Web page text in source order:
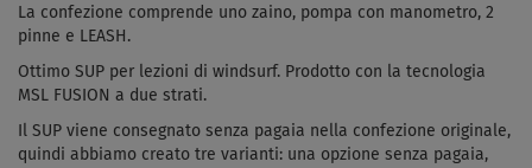
La confezione comprende uno zaino, pompa con manometro, 2
pinne e LEASH.
Ottimo SUP per lezioni di windsurf. Prodotto con la tecnologia
MSL FUSION a due strati.
Il SUP viene consegnato senza pagaia nella confezione originale,
quindi abbiamo creato tre varianti: una opzione senza pagaia,